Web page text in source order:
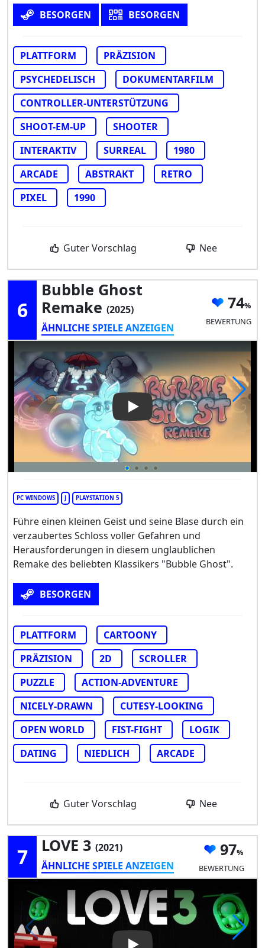
BESORGEN BESORGEN
PLATTFORM
PRÄZISION
PSYCHEDELISCH
DOKUMENTARFILM
CONTROLLER-UNTERSTÜTZUNG
SHOOT-EM-UP
SHOOTER
INTERAKTIV
SURREAL
1980
ARCADE
ABSTRAKT
RETRO
PIXEL
1990
Guter Vorschlag Nee
6
Bubble Ghost
Remake (2025)
ÄHNLICHE SPIELE ANZEIGEN
74
BEWERTUNG
Play Video: Bubble Ghost
PC WINDOWS PLAYSTATION 5
Führe einen kleinen Geist und seine Blase durch ein
verzaubertes Schloss voller Gefahren und
Herausforderungen in diesem unglaublichen
Remake des beliebten Klassikers "Bubble Ghost".
BESORGEN
PLATTFORM
CARTOONY
PRÄZISION
2D
SCROLLER
PUZZLE
ACTION-ADVENTURE
NICELY-DRAWN
CUTESY-LOOKING
OPEN WORLD
FIST-FIGHT
LOGIK
DATING
NIEDLICH ARCADE
Guter Vorschlag Nee
7 LOVE 3 (2021)
ÄHNLICHE SPIELE ANZEIGEN
97
BEWERTUNG